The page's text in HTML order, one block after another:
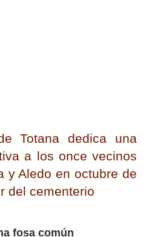
Totana dedica una
a los once vecinos
y Aledo en octubre de
del cementerio
fosa común